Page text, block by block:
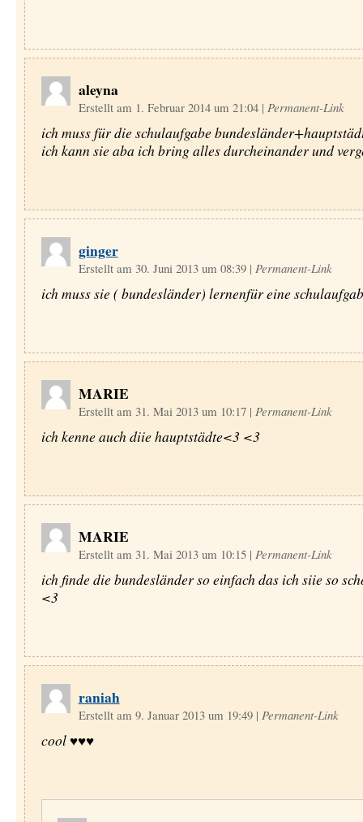
aleyna
Erstellt am 1. Februar 2014 um 21:04 | Permanent-Link
ich muss für die schulaufgabe
ich kann sie aba ich bring alles durcheinander und
ginger
Erstellt am 30. Juni 2013 um 08:39 | Permanent-Link
ich muss sie ( bundesländer) lernenfür eine
MARIE
Erstellt am 31. Mai 2013 um 10:17 | Permanent-Link
ich kenne auch diie hauptstädte<3 <3
MARIE
Erstellt am 31. Mai 2013 um 10:15 | Permanent-Link
ich finde die bundesländer so einfach das ich siie so
<3
raniah
Erstellt am 9. Januar 2013 um 19:49 | Permanent-Link
cool ♥♥♥